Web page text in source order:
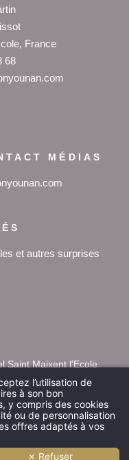
France
68
MÉDIAS
et autres surprises
Saint Maixent l'Ecole
Poitou Charentes
mariage Poitiers
détente près de Poitiers
proche de la Rochelle
l’utilisation de
à son bon
y compris des cookies
ou de personnalisation
offres adaptés à vos
✗ Refuser